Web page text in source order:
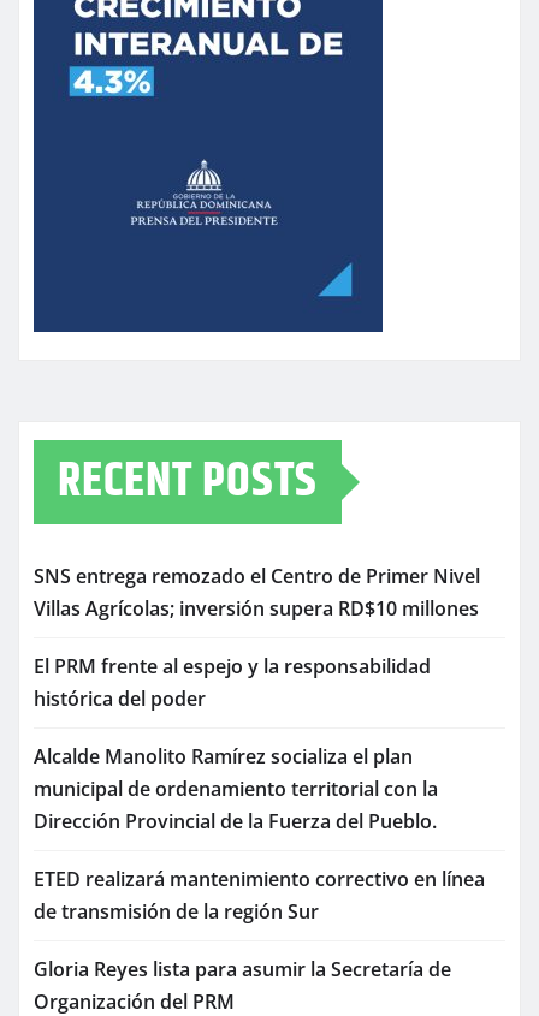
RECENT POSTS
SNS entrega remozado el Centro de Primer Nivel
Villas Agrícolas; inversión supera RD$10 millones
El PRM frente al espejo y la responsabilidad
histórica del poder
Alcalde Manolito Ramírez socializa el plan
municipal de ordenamiento territorial con la
Dirección Provincial de la Fuerza del Pueblo.
ETED realizará mantenimiento correctivo en línea
de transmisión de la región Sur
Gloria Reyes lista para asumir la Secretaría de
Organización del PRM